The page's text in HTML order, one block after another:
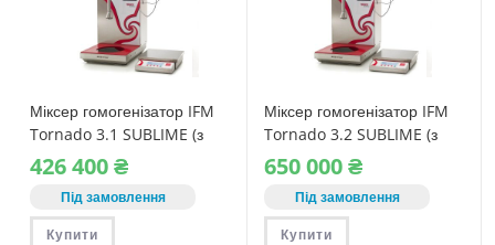
Міксер гомогенізатор IFM
Tornado 3.1 SUBLIME (з
вагами)
426‎ 400₴
Під замовлення
Купити
Міксер гомогенізатор IFM
Tornado 3.2 SUBLIME (з
вагами та індукційною
плитою)
650‎ 000₴
Під замовлення
Купити